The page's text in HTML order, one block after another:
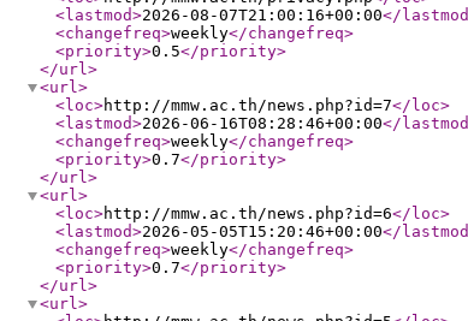
<lastmod>2026-08-07T21:00:16+00:00</lastmod
<changefreq>weekly</changefreq>
<priority>0.5</priority>
</url>
<url>
<loc>http://mmw.ac.th/news.php?id=7</loc>
<lastmod>2026-06-16T08:28:46+00:00</lastmod
<changefreq>weekly</changefreq>
<priority>0.7</priority>
</url>
<url>
<loc>http://mmw.ac.th/news.php?id=6</loc>
<lastmod>2026-05-05T15:20:46+00:00</lastmod
<changefreq>weekly</changefreq>
<priority>0.7</priority>
</url>
<url>